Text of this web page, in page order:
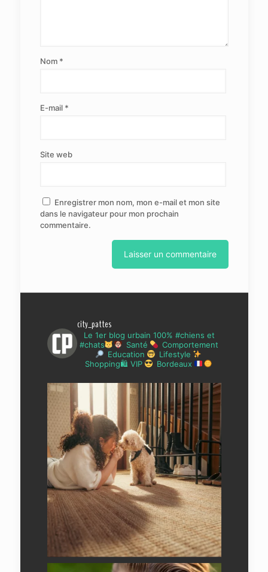
Nom *
E-mail *
Site web
Enregistrer mon nom, mon e-mail et mon site
dans le navigateur pour mon prochain
commentaire.
city_pattes
Le 1er blog urbain 100% #chiens et
#chats
Santé
Comportement
Education
Lifestyle
Shopping🛍 VIP
Bordeaux